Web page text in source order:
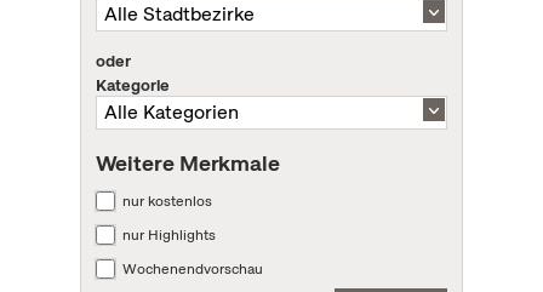
oder
Kategorie
Weitere Merkmale
nur kostenlos
nur Highlights
Wochenendvorschau